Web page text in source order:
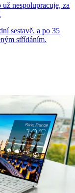
nespolupracuje, za
sestavě, a po 35
střídáním.